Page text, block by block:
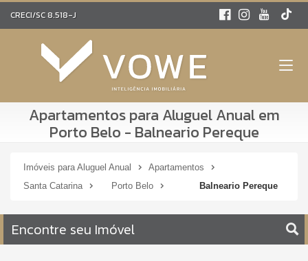
CRECI/SC 8.518-J
Apartamentos para Aluguel Anual em
Porto Belo - Balneario Pereque
Imóveis para Aluguel Anual
Apartamentos
Santa Catarina
Porto Belo Balneario Pereque
Encontre seu Imóvel